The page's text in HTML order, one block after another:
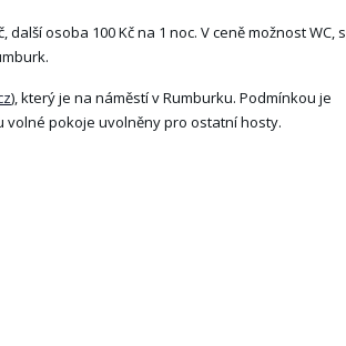
osoba 100 Kč na 1 noc. V ceně možnost WC,
), který je na náměstí v Rumburku. Podmínkou je
volné pokoje uvolněny pro ostatní hosty.